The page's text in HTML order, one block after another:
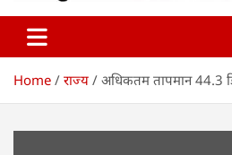
Jyotikan
Home राज्य अधिकतम तापमान 44.3